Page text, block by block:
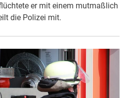
er mit einem mutmaßlich
die Polizei mit.